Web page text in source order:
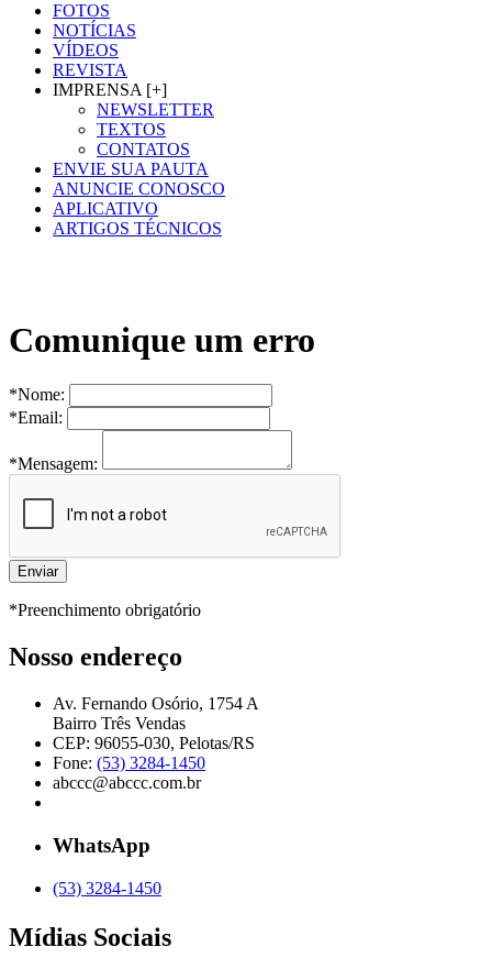
FOTOS
NOTÍCIAS
VÍDEOS
REVISTA
IMPRENSA [+]
NEWSLETTER
TEXTOS
CONTATOS
ENVIE SUA PAUTA
ANUNCIE CONOSCO
APLICATIVO
ARTIGOS TÉCNICOS
Comunique um erro
*Nome:
*Email:
*Mensagem:
*Preenchimento obrigatório
Nosso endereço
Av. Fernando Osório, 1754 A
Bairro Três Vendas
CEP: 96055-030, Pelotas/RS
Fone: (53) 3284-1450
abccc@abccc.com.br
WhatsApp
(53) 3284-1450
Mídias Sociais